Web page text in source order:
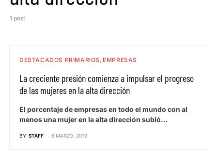
1 post
DESTACADOS PRIMARIOS EMPRESAS
La creciente presión comienza a impulsar el progreso
de las mujeres en la alta dirección
El porcentaje de empresas en todo el mundo con al
menos una mujer en la alta dirección subió…
BY STAFF 6 MARZO, 2019